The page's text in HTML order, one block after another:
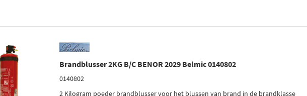
Brandblusser 2KG B/C BENOR 2029 Belmic 0140802
0140802
2 Kilogram poeder brandblusser voor het blussen van brand in de brandklasse